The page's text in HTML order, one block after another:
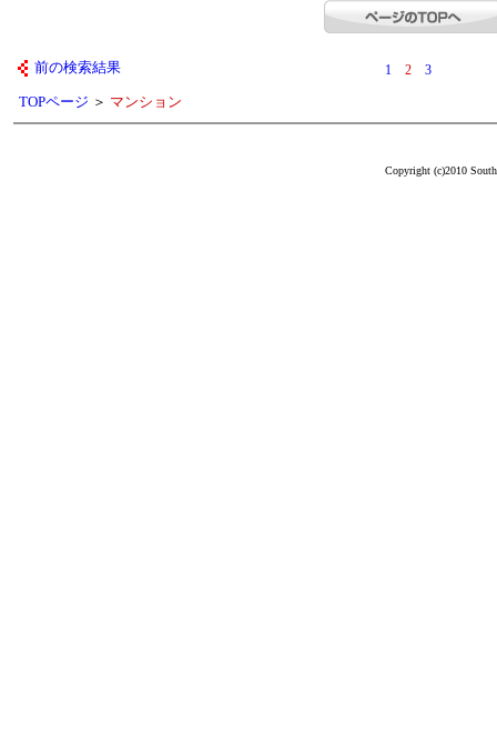
前の検索結果 1 2 3
TOPページ ＞ マンション
Copyright (c)2010